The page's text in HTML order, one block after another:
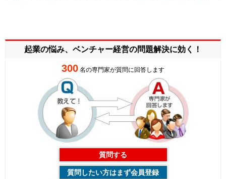
起業の悩み、ベンチャー経営の問題解決に効く！
300 名の専門家が質問に回答します
質問する
質問したい方はまず会員登録